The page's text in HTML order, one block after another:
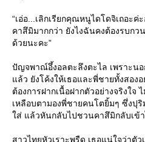
“เอ่อ...เลิกเรียกคุณหนูไดโดจิเถอะ
คาสึมิมากกว่า ยังไงฉันคงต้องรบกว
ด้วยนะคะ”
ปัญจพาณ์อึ้งอลตะลึงตะไล เพราะน
ล้ว ยังโค้งให้เธอและพี่ชายทั้งสอง
ต้องการฝากเนื้อฝากตัวอย่างจริงใจ
เหลือบตามองพี่ชายคนโตยิ้มๆ ซึ่งปุ
ส่ แล้วหันกลับไปชวนคาสึมิกลับเข้า
สาวไทยหัวเราะพรืด เธอแน่ใจว่าตั